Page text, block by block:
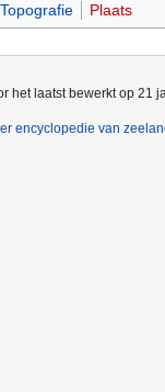
Topografie Plaats
het laatst bewerkt op 21
encyclopedie van